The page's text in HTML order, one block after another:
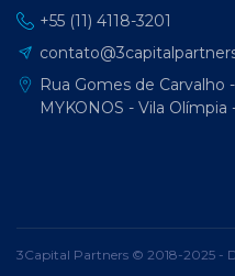
+55 (11) 4118-3201
Rua Gomes de Carvalho
MYKONOS - Vila Olímpia
3Capital Partners © 2018-2025 -